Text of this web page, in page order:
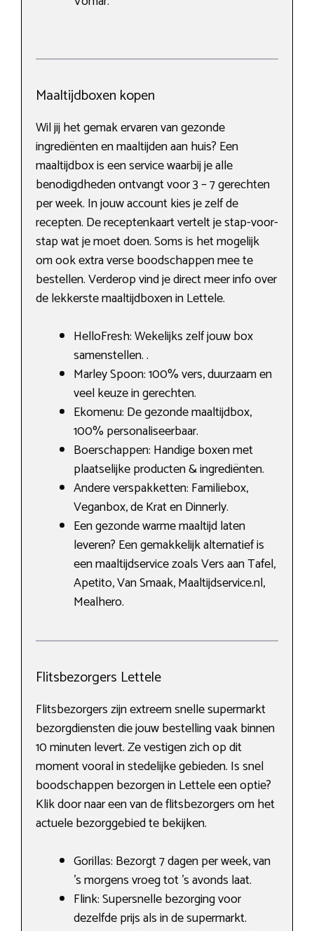
Maaltijdboxen kopen
Wil jij het gemak ervaren van gezonde
ingrediënten en maaltijden aan huis? Een
maaltijdbox is een service waarbij je alle
benodigdheden ontvangt voor 3 – 7 gerechten
per week. In jouw account kies je zelf de
recepten. De receptenkaart vertelt je stap-voor-
stap wat je moet doen. Soms is het mogelijk
om ook extra verse boodschappen mee te
bestellen. Verderop vind je direct meer info over
de lekkerste maaltijdboxen in Lettele.
HelloFresh: Wekelijks zelf jouw box
samenstellen. .
Marley Spoon: 100% vers, duurzaam en
veel keuze in gerechten.
Ekomenu: De gezonde maaltijdbox,
100% personaliseerbaar.
Boerschappen: Handige boxen met
plaatselijke producten & ingrediënten.
Andere verspakketten: Familiebox,
Veganbox, de Krat en Dinnerly.
Een gezonde warme maaltijd laten
leveren? Een gemakkelijk alternatief is
een maaltijdservice zoals Vers aan Tafel,
Apetito, Van Smaak, Maaltijdservice.nl,
Mealhero.
Flitsbezorgers Lettele
Flitsbezorgers zijn extreem snelle supermarkt
bezorgdiensten die jouw bestelling vaak binnen
10 minuten levert. Ze vestigen zich op dit
moment vooral in stedelijke gebieden. Is snel
boodschappen bezorgen in Lettele een optie?
Klik door naar een van de flitsbezorgers om het
actuele bezorggebied te bekijken.
Gorillas: Bezorgt 7 dagen per week, van
’s morgens vroeg tot ’s avonds laat.
Flink: Supersnelle bezorging voor
dezelfde prijs als in de supermarkt.